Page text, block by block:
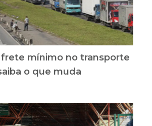
mínimo no transporte
o que muda